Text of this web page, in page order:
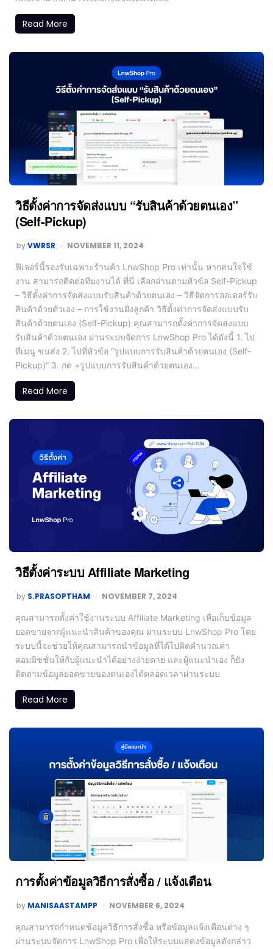
Read More
วิธีตั้งค่าการจัดส่งแบบ “รับสินค้าด้วยตนเอง”
(Self-Pickup)
byVWRSR NOVEMBER 11, 2024
ฟีเจอร์นี้รองรับเฉพาะร้านค้า LnwShop Pro เท่านั้น หากสนใจใช้
งาน สามารถติดต่อทีมงานได้ ที่นี่ เลือกอ่านตามหัวข้อ Self-Pickup
– วิธีตั้งค่าการจัดส่งแบบรับสินค้าด้วยตนเอง – วิธีจัดการออเดอร์รับ
สินค้าด้วยตัวเอง – การใช้งานฝั่งลูกค้า วิธีตั้งค่าการจัดส่งแบบรับ
สินค้าด้วยตนเอง (Self-Pickup) คุณสามารถตั้งค่าการจัดส่งแบบ
รับสินค้าด้วยตนเอง ผ่านระบบจัดการ LnwShop Pro ได้ดังนี้ 1. ไป
ที่เมนู ขนส่ง 2. ไปที่หัวข้อ “รูปแบบการรับสินค้าด้วยตนเอง (Self-
Pickup)” 3. กด +รูปแบบการรับสินค้าด้วยตนเอง…
Read More
วิธีตั้งค่าระบบ Affiliate Marketing
by S.PRASOPTHAM NOVEMBER 7, 2024
คุณสามารถตั้งค่าใช้งานระบบ Affiliate Marketing เพื่อเก็บข้อมูล
ยอดขายจากผู้แนะนำสินค้าของคุณ ผ่านระบบ LnwShop Pro โดย
ระบบนี้จะช่วยให้คุณสามารถนำข้อมูลที่ได้ไปคิดคำนวณค่า
คอมมิชชั่นให้กับผู้แนะนำได้อย่างง่ายดาย และผู้แนะนำเอง ก็ยัง
ติดตามข้อมูลยอดขายของตนเองได้ตลอดเวลาผ่านระบบ
Read More
การตั้งค่าข้อมูลวิธีการสั่งซื้อ / แจ้งเตือน
by MANISAASTAMPP NOVEMBER 6, 2024
คุณสามารถกำหนดข้อมูลวิธีการสั่งซื้อ หรือข้อมูลแจ้งเตือนต่าง ๆ
ผ่านระบบจัดการ LnwShop Pro เพื่อให้ระบบแสดงข้อมูลดังกล่าว